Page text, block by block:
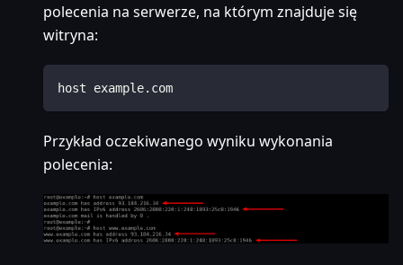
polecenia na serwerze, na którym znajduje się
witryna:
host example.com
Przykład oczekiwanego wyniku wykonania
polecenia: